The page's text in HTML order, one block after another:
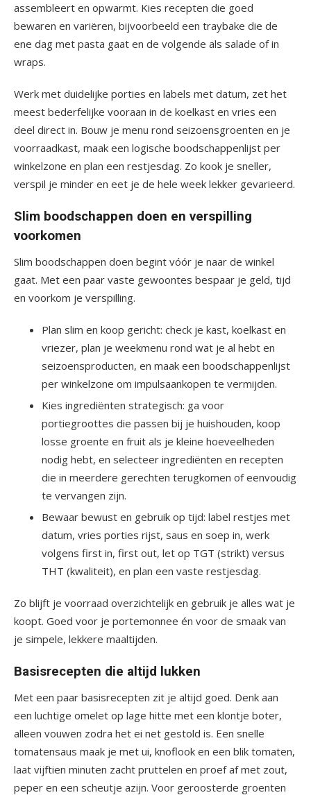
assembleert en opwarmt. Kies recepten die goed
bewaren en variëren, bijvoorbeeld een traybake die de
ene dag met pasta gaat en de volgende als salade of in
wraps.
Werk met duidelijke porties en labels met datum, zet het
meest bederfelijke vooraan in de koelkast en vries een
deel direct in. Bouw je menu rond seizoensgroenten en je
voorraadkast, maak een logische boodschappenlijst per
winkelzone en plan een restjesdag. Zo kook je sneller,
verspil je minder en eet je de hele week lekker gevarieerd.
Slim boodschappen doen en verspilling
voorkomen
Slim boodschappen doen begint vóór je naar de winkel
gaat. Met een paar vaste gewoontes bespaar je geld, tijd
en voorkom je verspilling.
Plan slim en koop gericht: check je kast, koelkast en
vriezer, plan je weekmenu rond wat je al hebt en
seizoensproducten, en maak een boodschappenlijst
per winkelzone om impulsaankopen te vermijden.
Kies ingrediënten strategisch: ga voor
portiegroottes die passen bij je huishouden, koop
losse groente en fruit als je kleine hoeveelheden
nodig hebt, en selecteer ingrediënten en recepten
die in meerdere gerechten terugkomen of eenvoudig
te vervangen zijn.
Bewaar bewust en gebruik op tijd: label restjes met
datum, vries porties rijst, saus en soep in, werk
volgens first in, first out, let op TGT (strikt) versus
THT (kwaliteit), en plan een vaste restjesdag.
Zo blijft je voorraad overzichtelijk en gebruik je alles wat je
koopt. Goed voor je portemonnee én voor de smaak van
je simpele, lekkere maaltijden.
Basisrecepten die altijd lukken
Met een paar basisrecepten zit je altijd goed. Denk aan
een luchtige omelet op lage hitte met een klontje boter,
alleen vouwen zodra het ei net gestold is. Een snelle
tomatensaus maak je met ui, knoflook en een blik tomaten,
laat vijftien minuten zacht pruttelen en proef af met zout,
peper en een scheutje azijn. Voor geroosterde groenten